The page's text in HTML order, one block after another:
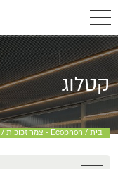
קטלוג
בית / Ecophon - צמר זכוכית /